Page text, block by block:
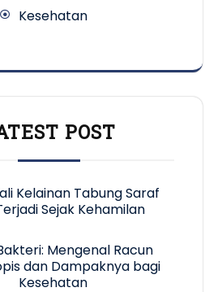
Kesehatan
POST
Kelainan Tabung Saraf
Sejak Kehamilan
Mengenal Racun
dan Dampaknya bagi
Kesehatan